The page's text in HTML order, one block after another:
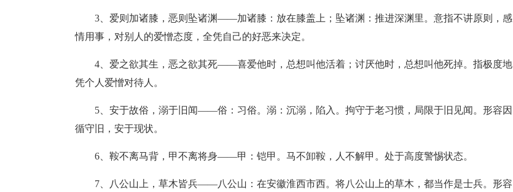
3、爱则加诸膝，恶则坠诸渊——加诸膝：放在膝盖上；坠诸渊：推进深渊里。意指不讲原则，感
情用事，对别人的爱憎态度，全凭自己的好恶来决定。
4、爱之欲其生，恶之欲其死——喜爱他时，总想叫他活着；讨厌他时，总想叫他死掉。指极度地
凭个人爱憎对待人。
5、安于故俗，溺于旧闻——俗：习俗。溺：沉溺，陷入。拘守于老习惯，局限于旧见闻。形容因
循守旧，安于现状。
6、鞍不离马背，甲不离将身——甲：铠甲。马不卸鞍，人不解甲。处于高度警惕状态。
7、八公山上，草木皆兵——八公山：在安徽淮西市西。将八公山上的草木，都当作是士兵。形容